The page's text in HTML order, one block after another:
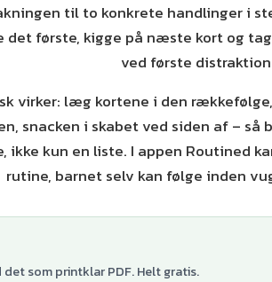
til to konkrete handlinger i
det første, kigge på næste kort og
ved første
virker: læg kortene i den
snacken i skabet ved siden af –
ikke kun en liste. I appen Routined
rutine, barnet selv kan følge inden
som printklar PDF. Helt gratis.